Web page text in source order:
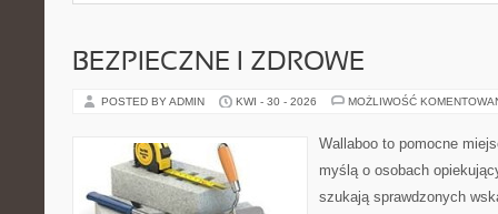
BEZPIECZNE I ZDROWE
POSTED BY ADMIN KWI - 30 - 2026 MOŻLIWOŚĆ
Wallaboo to pomocne
myślą o osobach
szukają sprawdzonych